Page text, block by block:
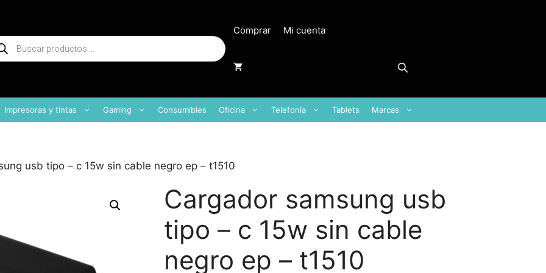
Comprar Mi cuenta
Impresoras y tintas Gaming Consumibles Oficina Telefonía Tablets Marcas
usb tipo – c 15w sin cable negro ep – t1510
Cargador samsung usb
tipo – c 15w sin cable
negro ep – t1510